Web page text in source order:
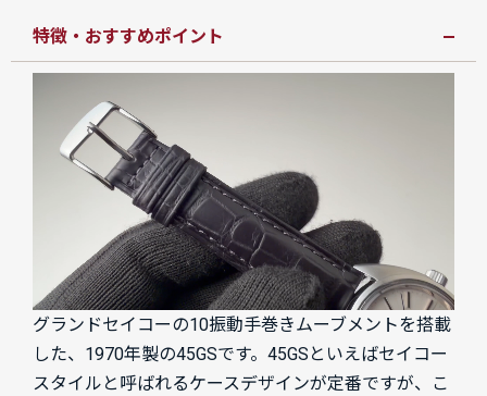
特徴・おすすめポイント
グランドセイコーの10振動手巻きムーブメントを搭載
した、1970年製の45GSです。45GSといえばセイコー
スタイルと呼ばれるケースデザインが定番ですが、こ